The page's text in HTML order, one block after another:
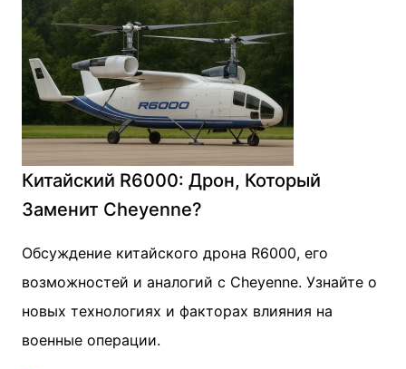
Китайский R6000: Дрон, Который
Заменит Cheyenne?
Обсуждение китайского дрона R6000, его
возможностей и аналогий с Cheyenne. Узнайте о
новых технологиях и факторах влияния на
военные операции.